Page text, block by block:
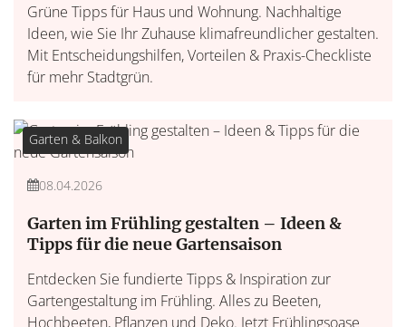
Grüne Tipps für Haus und Wohnung. Nachhaltige
Ideen, wie Sie Ihr Zuhause klimafreundlicher gestalten.
Mit Entscheidungshilfen, Vorteilen & Praxis-Checkliste
für mehr Stadtgrün.
Garten & Balkon
08.04.2026
Garten im Frühling gestalten – Ideen &
Tipps für die neue Gartensaison
Entdecken Sie fundierte Tipps & Inspiration zur
Gartengestaltung im Frühling. Alles zu Beeten,
Hochbeeten, Pflanzen und Deko. Jetzt Frühlingsoase